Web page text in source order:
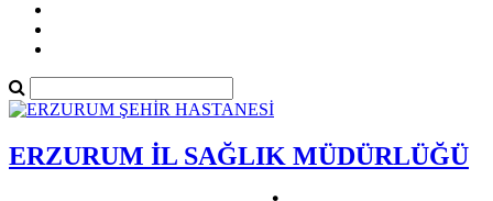
ERZURUM İL SAĞLIK MÜDÜRLÜĞÜ